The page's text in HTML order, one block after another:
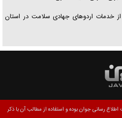
از ۶۰ هزار نفر از خدمات اردوهای جهادی سلامت در استان
رسانی جوان بوده و استفاده از مطالب آن با ذکر